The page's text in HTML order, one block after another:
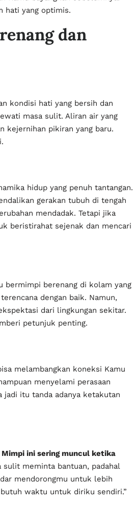
hati yang optimis.
dan
kondisi hati yang bersih dan
masa sulit. Aliran air yang
kejernihan pikiran yang baru.
hidup yang penuh tantangan.
gerakan tubuh di tengah
mendadak. Tetapi jika
beristirahat sejenak dan mencari
bermimpi berenang di kolam yang
dengan baik. Namun,
dari lingkungan sekitar.
petunjuk penting.
melambangkan koneksi Kamu
menyelami perasaan
itu tanda adanya ketakutan
Mimpi ini sering muncul ketika
sulit meminta bantuan, padahal
mendorongmu untuk lebih
waktu untuk diriku sendiri.”